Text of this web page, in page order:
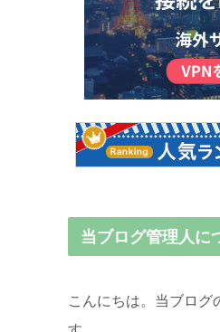
当ブログ管理人に
こんにちは。当ブロ